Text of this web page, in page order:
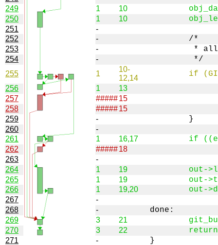
249
1
10
250
1
10
251
-
252
-
253
-
254
-
255 1
10-
12,14
256
1
13
257
#####15
258
#####15
259
-
260
-
261
1
16,17
262
#####18
263
-
264
1
19
265
1
19
266
1
19,20
267
-
268
-
269 3
21
270
3
22
271
-